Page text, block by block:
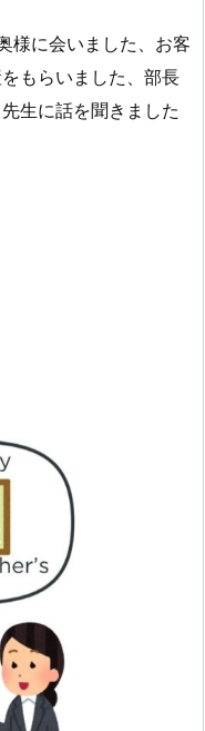
様に会いました、お客
もらいました、部長
生に話を聞きました